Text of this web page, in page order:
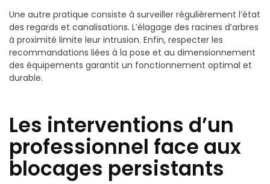
Une autre pratique consiste à surveiller régulièrement l’état
des regards et canalisations. L’élagage des racines d’arbres
à proximité limite leur intrusion. Enfin, respecter les
recommandations liées à la pose et au dimensionnement
des équipements garantit un fonctionnement optimal et
durable.
Les interventions d’un
professionnel face aux
blocages persistants